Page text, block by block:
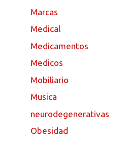
Marcas
Medical
Medicamentos
Medicos
Mobiliario
Musica
neurodegenerativas
Obesidad